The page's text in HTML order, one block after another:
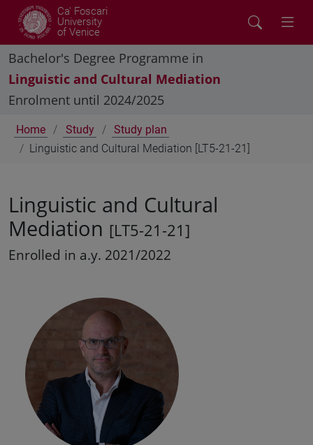
Ca' Foscari
University
of Venice
Bachelor's Degree Programme in
Linguistic and Cultural Mediation
Enrolment until 2024/2025
Home Study
Study plan
Linguistic and Cultural Mediation [LT5-21-21]
Linguistic and Cultural
Mediation [LT5-21-21]
Enrolled in a.y. 2021/2022